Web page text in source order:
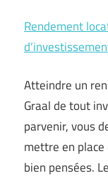
Rendement
Atteindre un
Graal de tout
parvenir, vous
mettre en
bien pensées.